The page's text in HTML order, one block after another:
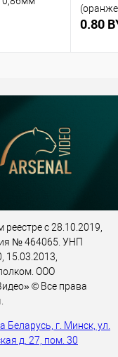
0.80
реестре с 28.10.2019,
№ 464065. УНП
15.03.2013,
ООО
© Все права
Беларусь, г. Минск, ул.
д. 27, пом. 30